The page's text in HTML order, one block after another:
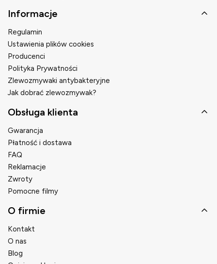
Linki w stopce
Informacje
Regulamin
Ustawienia plików cookies
Producenci
Polityka Prywatności
Zlewozmywaki antybakteryjne
Jak dobrać zlewozmywak?
Obsługa klienta
Gwarancja
Płatność i dostawa
FAQ
Reklamacje
Zwroty
Pomocne filmy
O firmie
Kontakt
O nas
Blog